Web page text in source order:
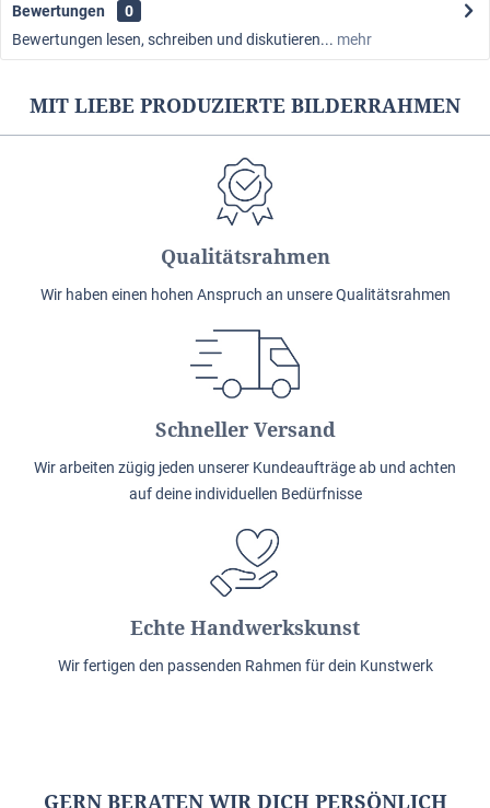
Bewertungen
0
Bewertungen lesen, schreiben und diskutieren... mehr
MIT LIEBE PRODUZIERTE BILDERRAHMEN
Qualitätsrahmen
Wir haben einen hohen Anspruch an unsere Qualitätsrahmen
Schneller Versand
Wir arbeiten zügig jeden unserer Kundeaufträge ab und achten
auf deine individuellen Bedürfnisse
Echte Handwerkskunst
Wir fertigen den passenden Rahmen für dein Kunstwerk
GERN BERATEN WIR DICH PERSÖNLICH